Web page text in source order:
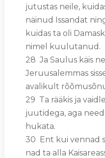
jutustas neile,
näinud Issandat
kuidas ta oli
nimel kuulutanud.
28 Ja Saulus käis
Jeruusalemmas
avalikult
29 Ta rääkis ja
juutidega, aga
hukata.
30 Ent kui vennad
nad ta alla